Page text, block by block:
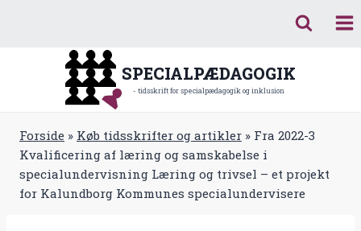
SPECIALPÆDAGOGIK
- tidsskrift for specialpædagogik og inklusion
Forside » Køb tidsskrifter og artikler » Fra 2022-3
Kvalificering af læring og samskabelse i
specialundervisning Læring og trivsel – et projekt
for Kalundborg Kommunes specialundervisere